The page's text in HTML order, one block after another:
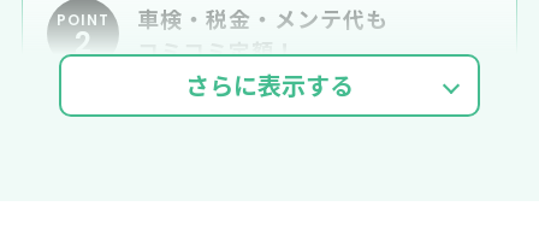
POINT
2
車検・税金・メンテ代も
コミコミ定額！